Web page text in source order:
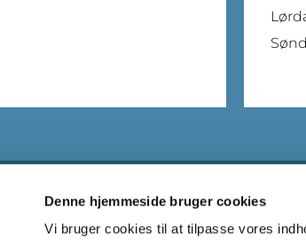
Denne hjemmeside bruger cookies
Vi bruger cookies til at tilpasse vores
Aarhus v/Lasse Speiser
10, st th
Email